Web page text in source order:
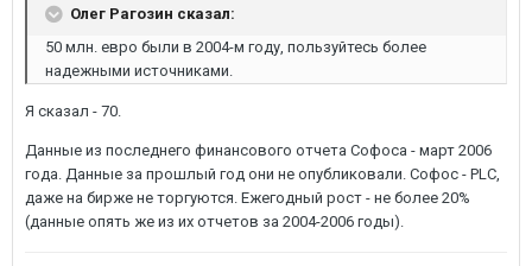
Олег Рагозин сказал:
50 млн. евро были в 2004-м году, пользуйтесь более
надежными источниками.
Я сказал - 70.
Данные из последнего финансового отчета Софоса - март 2006
года. Данные за прошлый год они не опубликовали. Софос - PLC,
даже на бирже не торгуются. Ежегодный рост - не более 20%
(данные опять же из их отчетов за 2004-2006 годы).